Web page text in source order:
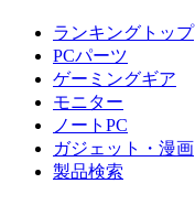
ランキングトップ
PCパーツ
ゲーミングギア
モニター
ノートPC
ガジェット・漫画
製品検索